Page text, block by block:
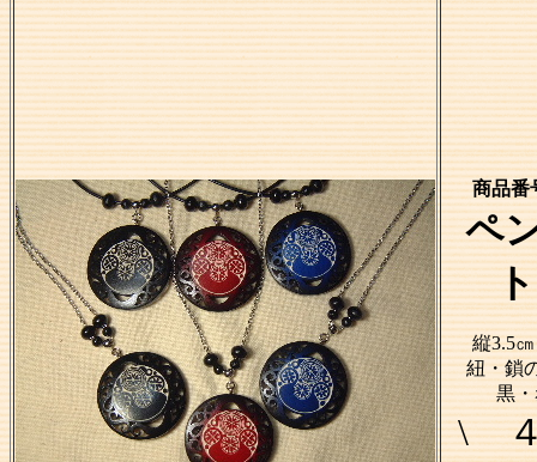
商品
ペ
ト
縦3.5
紐・鎖
黒
\